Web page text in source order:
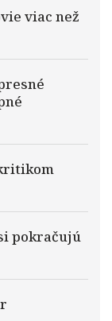
viac než
pokračujú